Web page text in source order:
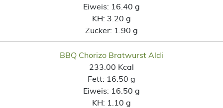
Eiweis: 16.40 g
KH: 3.20 g
Zucker: 1.90 g
BBQ Chorizo Bratwurst Aldi
233.00 Kcal
Fett: 16.50 g
Eiweis: 16.50 g
KH: 1.10 g